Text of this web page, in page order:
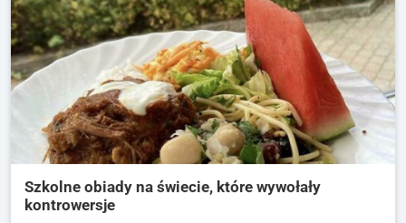
Szkolne obiady na świecie, które wywołały
kontrowersje